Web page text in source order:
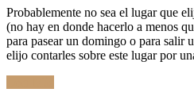
Probablemente no sea el lugar que
(no hay en donde hacerlo a menos
para pasear un domingo o para salir
elijo contarles sobre este lugar por